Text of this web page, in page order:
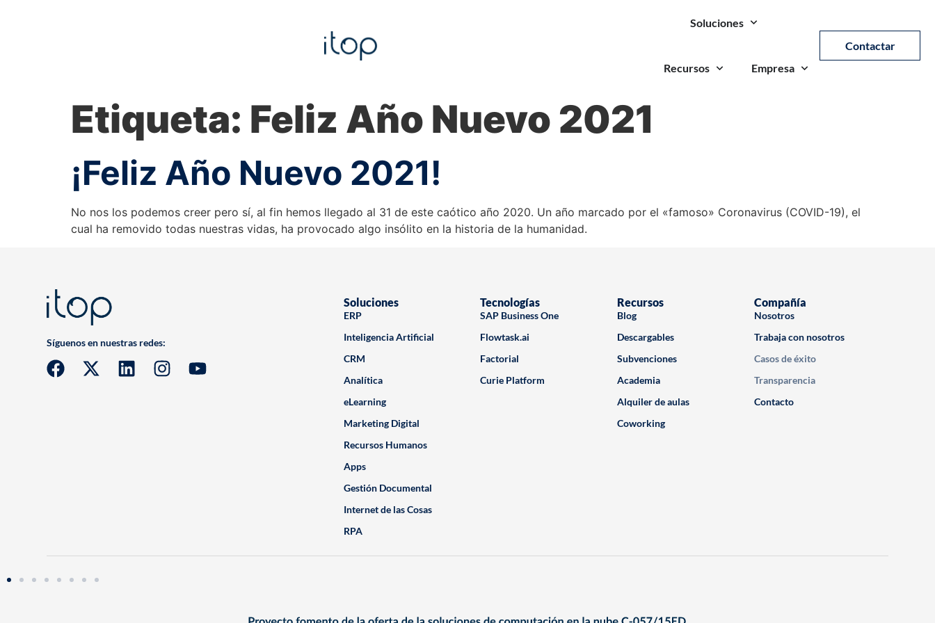
Soluciones
Recursos Empresa
Contactar
Etiqueta: Feliz Año Nuevo 2021
¡Feliz Año Nuevo 2021!
No nos los podemos creer pero sí, al fin hemos llegado al 31 de este caótico año 2020. Un año marcado por el «famoso» Coronavirus (COVID-19), el
cual ha removido todas nuestras vidas, ha provocado algo insólito en la historia de la humanidad.
Síguenos en nuestras redes:
Soluciones
ERP
Inteligencia Artificial
CRM
Analítica
eLearning
Marketing Digital
Recursos Humanos
Apps
Gestión Documental
Internet de las Cosas
RPA
Tecnologías
SAP Business One
Flowtask.ai
Factorial
Curie Platform
Recursos
Blog
Descargables
Subvenciones
Academia
Alquiler de aulas
Coworking
Compañía
Nosotros
Trabaja con nosotros
Casos de éxito
Transparencia
Contacto